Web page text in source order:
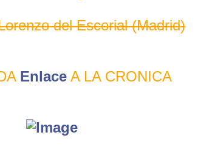
del Escorial (Madrid)
EnlaceA LA CRONICA